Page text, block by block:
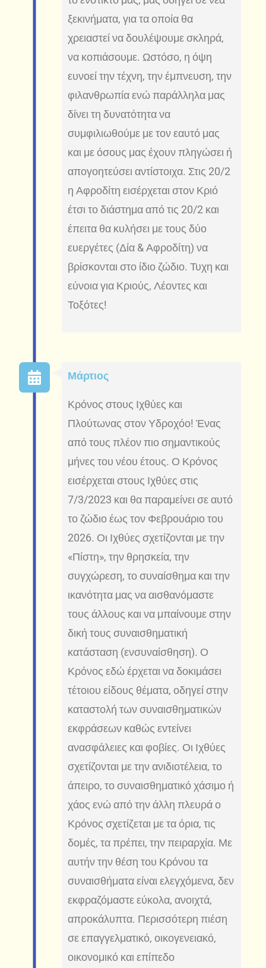
ξεκινήματα, για τα οποία θα
χρειαστεί να δουλέψουμε σκληρά,
να κοπιάσουμε. Ωστόσο, η όψη
ευνοεί την τέχνη, την έμπνευση, την
φιλανθρωπία ενώ παράλληλα μας
δίνει τη δυνατότητα να
συμφιλιωθούμε με τον εαυτό μας
και με όσους μας έχουν πληγώσει ή
απογοητεύσει αντίστοιχα. Στις 20/2
η Αφροδίτη εισέρχεται στον Κριό
έτσι το διάστημα από τις 20/2 και
έπειτα θα κυλήσει με τους δύο
ευεργέτες (Δία & Αφροδίτη) να
βρίσκονται στο ίδιο ζώδιο. Τυχη και
εύνοια για Κριούς, Λέοντες και
Τοξότες!
Μάρτιος
Κρόνος στους Ιχθύες και
Πλούτωνας στον Υδροχόο! Ένας
από τους πλέον πιο σημαντικούς
μήνες του νέου έτους. Ο Κρόνος
εισέρχεται στους Ιχθύες στις
7/3/2023 και θα παραμείνει σε αυτό
το ζώδιο έως τον Φεβρουάριο του
2026. Οι Ιχθύες σχετίζονται με την
«Πίστη», την θρησκεία, την
συγχώρεση, το συναίσθημα και την
ικανότητα μας να αισθανόμαστε
τους άλλους και να μπαίνουμε στην
δική τους συναισθηματική
κατάσταση (ενσυναίσθηση). Ο
Κρόνος εδώ έρχεται να δοκιμάσει
τέτοιου είδους θέματα, οδηγεί στην
καταστολή των συναισθηματικών
εκφράσεων καθώς εντείνει
ανασφάλειες και φοβίες. Οι Ιχθύες
σχετίζονται με την ανιδιοτέλεια, το
άπειρο, το συναισθηματικό χάσιμο ή
χάος ενώ από την άλλη πλευρά ο
Κρόνος σχετίζεται με τα όρια, τις
δομές, τα πρέπει, την πειραρχία. Με
αυτήν την θέση του Κρόνου τα
συναισθήματα είναι ελεγχόμενα, δεν
εκφραζόμαστε εύκολα, ανοιχτά,
απροκάλυπτα. Περισσότερη πιέση
σε επαγγελματικό, οικογενειακό,
οικονομικό και επίπεδο